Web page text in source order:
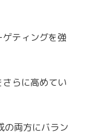
ティングを強
らに高めてい
の両方にバラン